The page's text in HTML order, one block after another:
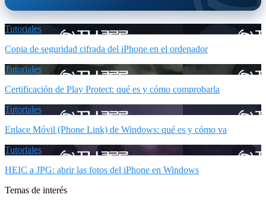
Tutoriales
Copia de seguridad cifrada del iPhone en el ordenador
Tutoriales
Certificación de Play Protect: qué es y cómo comprobarla
Tutoriales
Enlace Móvil (Phone Link) de Windows: qué es y cómo va
Tutoriales
HEIC a JPG: abrir las fotos del iPhone en Windows
Temas de interés